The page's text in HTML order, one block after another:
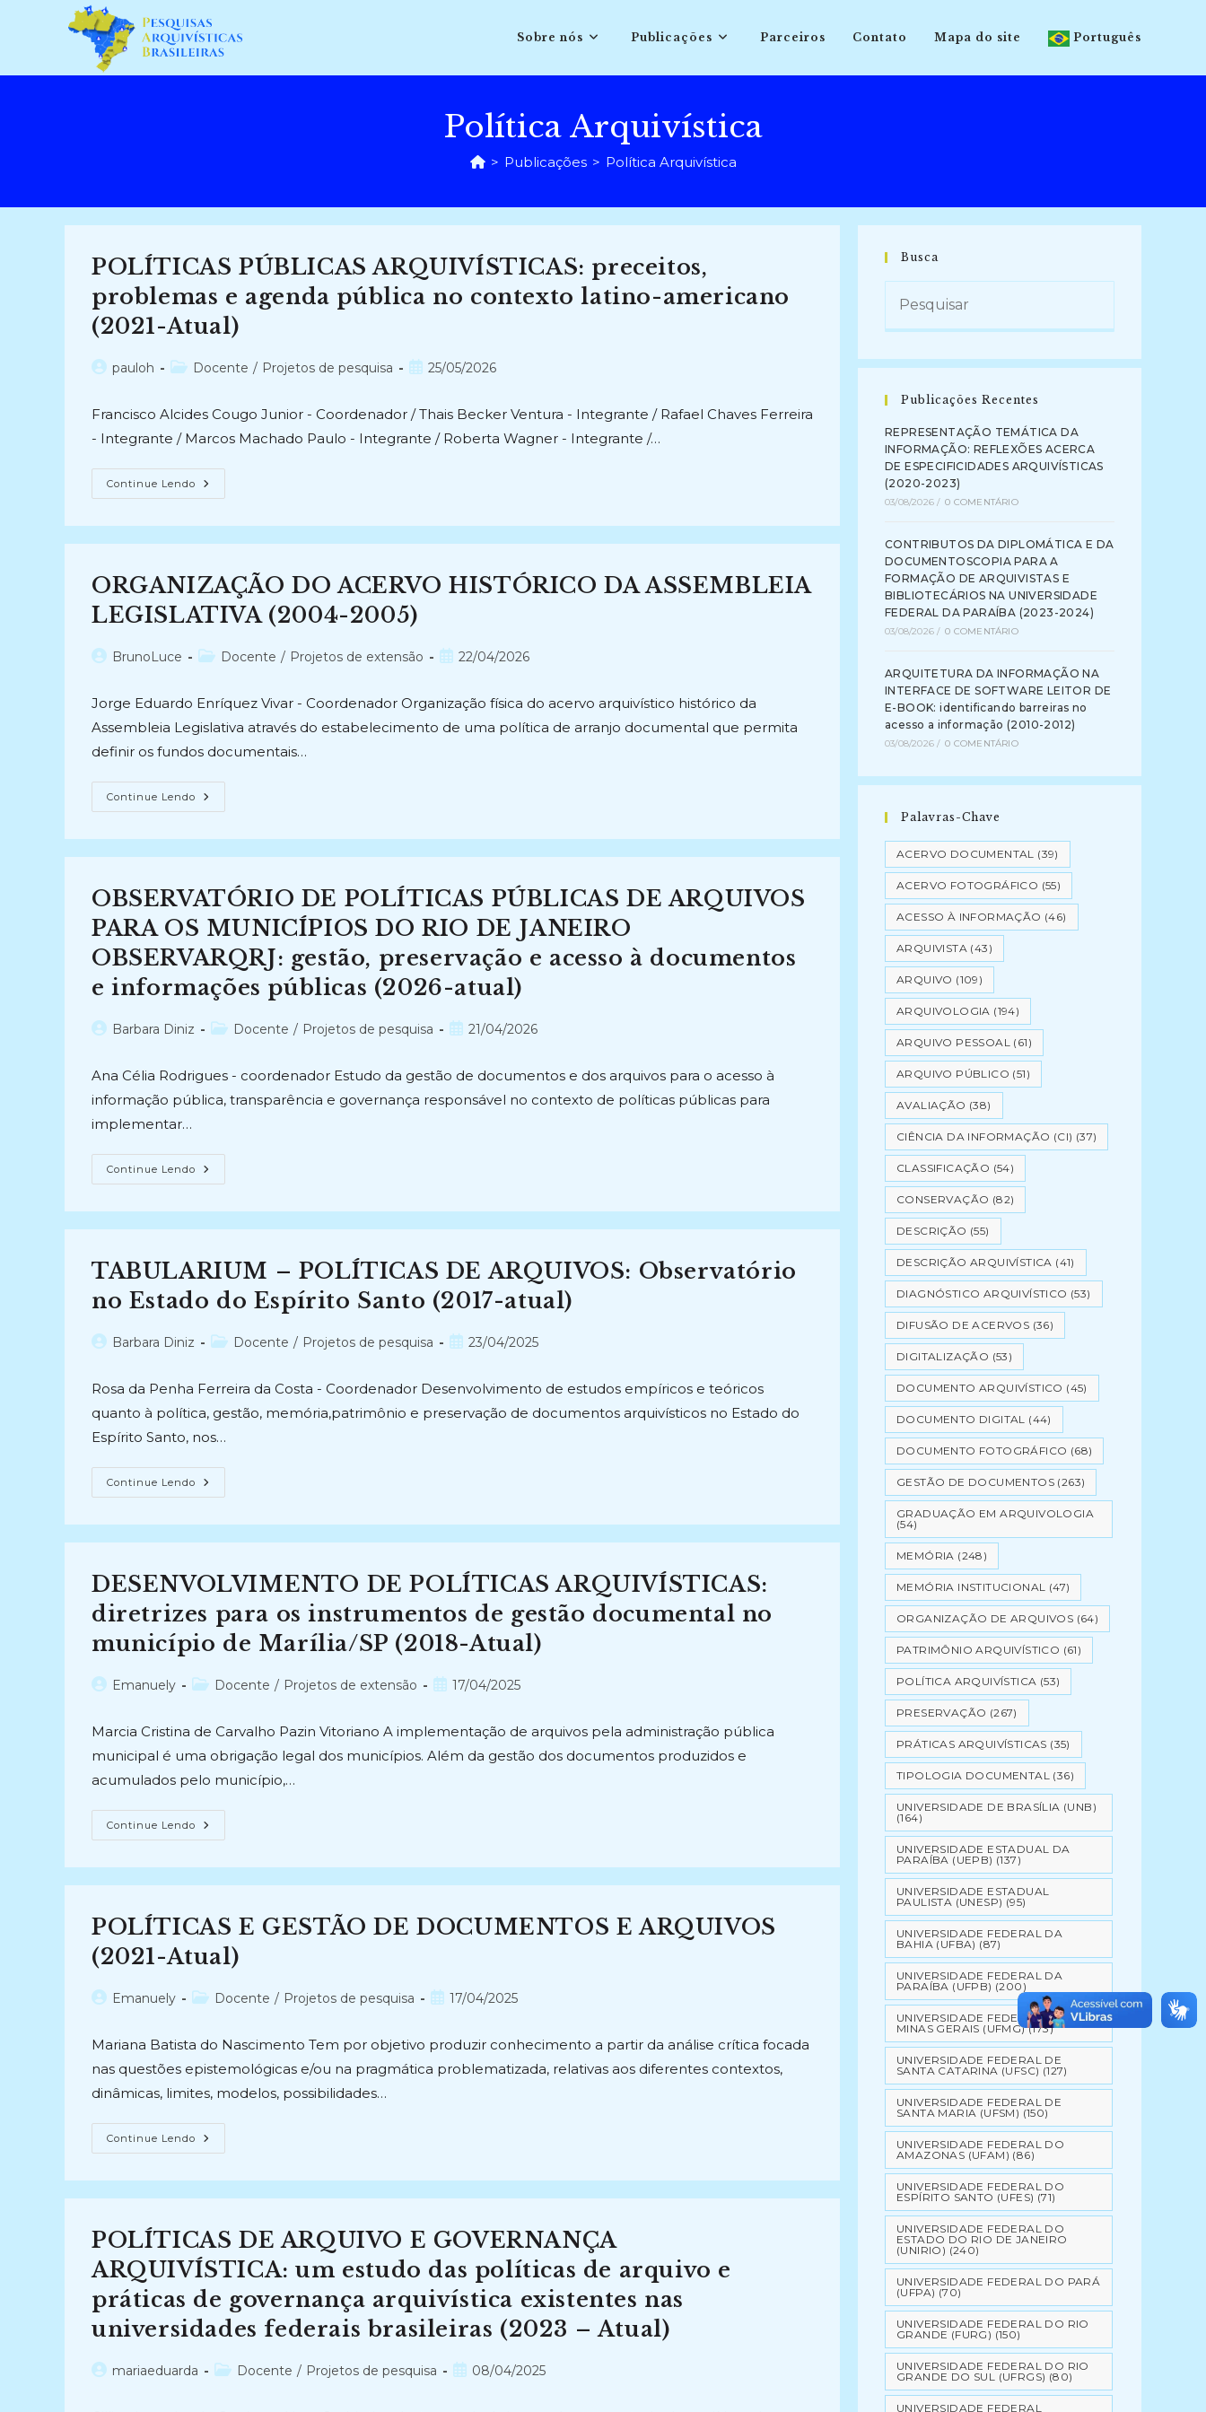
conteúdo
Sobre nós Publicações Parceiros Contato Mapa do site Português
Política Arquivística
> Publicações > Política Arquivística
POLÍTICAS PÚBLICAS ARQUIVÍSTICAS: preceitos,
problemas e agenda pública no contexto latino-americano
(2021-Atual)
Autorpauloh
Categoria
Docente / Projetos de pesquisa
Post25/05/2026
Francisco Alcides Cougo Junior - Coordenador / Thais Becker Ventura - Integrante / Rafael Chaves Ferreira
- Integrante / Marcos Machado Paulo - Integrante / Roberta Wagner - Integrante /…
Continue Lendo POLÍTICAS
PÚBLICAS
E
No
Contexto
Latino-
Americano
Atual)
ORGANIZAÇÃO DO ACERVO HISTÓRICO DA ASSEMBLEIA
LEGISLATIVA (2004-2005)
AutorBrunoLuce
Categoria
Docente / Projetos de extensão
Post22/04/2026
Jorge Eduardo Enríquez Vivar - Coordenador Organização física do acervo arquivístico histórico da
Assembleia Legislativa através do estabelecimento de uma política de arranjo documental que permita
definir os fundos documentais…
Continue Lendo ORGANIZAÇÃO
DO
ASSEMBLEIA
(2004-
2005)
OBSERVATÓRIO DE POLÍTICAS PÚBLICAS DE ARQUIVOS
PARA OS MUNICÍPIOS DO RIO DE JANEIRO
OBSERVARQRJ: gestão, preservação e acesso à documentos
e informações públicas (2026-atual)
AutorBarbara Diniz
Categoria
Docente / Projetos de pesquisa
Post21/04/2026
Ana Célia Rodrigues - coordenador Estudo da gestão de documentos e dos arquivos para o acesso à
informação pública, transparência e governança responsável no contexto de políticas públicas para
implementar…
Continue Lendo OBSERVATÓRIO
DE
ARQUIVOS
MUNICÍPIOS
DO
RIO
DE
OBSERVARQRJ:
Gestão,
Acesso
À
Documentos
E
Informações
Públicas
Atual)
TABULARIUM – POLÍTICAS DE ARQUIVOS: Observatório
no Estado do Espírito Santo (2017-atual)
AutorBarbara Diniz
Categoria
Docente / Projetos de pesquisa
Post23/04/2025
Rosa da Penha Ferreira da Costa - Coordenador Desenvolvimento de estudos empíricos e teóricos
quanto à política, gestão, memória,patrimônio e preservação de documentos arquivísticos no Estado do
Espírito Santo, nos…
Continue Lendo TABULARIUM
–
Observatório
Do
Espírito
Santo
(2017-
Atual)
DESENVOLVIMENTO DE POLÍTICAS ARQUIVÍSTICAS:
diretrizes para os instrumentos de gestão documental no
município de Marília/SP (2018-Atual)
AutorEmanuely
Categoria
Docente / Projetos de extensão
Post17/04/2025
Marcia Cristina de Carvalho Pazin Vitoriano A implementação de arquivos pela administração pública
municipal é uma obrigação legal dos municípios. Além da gestão dos documentos produzidos e
acumulados pelo município,…
Continue Lendo DESENVOLVIMENTO
DE
Para
De
Gestão
Documental
No
De
Marília/SP
POLÍTICAS E GESTÃO DE DOCUMENTOS E ARQUIVOS
(2021-Atual)
AutorEmanuely
Categoria
Docente / Projetos de pesquisa
Post17/04/2025
Mariana Batista do Nascimento Tem por objetivo produzir conhecimento a partir da análise crítica focada
nas questões epistemológicas e/ou na pragmática problematizada, relativas aos diferentes contextos,
dinâmicas, limites, modelos, possibilidades…
Continue Lendo POLÍTICAS
E
E
Atual)
POLÍTICAS DE ARQUIVO E GOVERNANÇA
ARQUIVÍSTICA: um estudo das políticas de arquivo e
práticas de governança arquivística existentes nas
universidades federais brasileiras (2023 – Atual)
Autormariaeduarda
Categoria
Docente / Projetos de pesquisa
Post08/04/2025
Busca
Publicações Recentes
REPRESENTAÇÃO TEMÁTICA DA
INFORMAÇÃO: REFLEXÕES ACERCA
DE ESPECIFICIDADES ARQUIVÍSTICAS
(2020-2023)
03/08/2026 / 0 COMENTÁRIO
CONTRIBUTOS DA DIPLOMÁTICA E DA
DOCUMENTOSCOPIA PARA A
FORMAÇÃO DE ARQUIVISTAS E
BIBLIOTECÁRIOS NA UNIVERSIDADE
FEDERAL DA PARAÍBA (2023-2024)
03/08/2026 / 0 COMENTÁRIO
ARQUITETURA DA INFORMAÇÃO NA
INTERFACE DE SOFTWARE LEITOR DE
E-BOOK: identificando barreiras no
acesso a informação (2010-2012)
03/08/2026 / 0 COMENTÁRIO
Palavras-Chave
ACERVO DOCUMENTAL (39)
ACERVO FOTOGRÁFICO (55)
ACESSO À INFORMAÇÃO (46)
ARQUIVISTA (43)
ARQUIVO (109)
ARQUIVOLOGIA (194)
ARQUIVO PESSOAL (61)
ARQUIVO PÚBLICO (51)
AVALIAÇÃO (38)
CIÊNCIA DA INFORMAÇÃO (CI) (37)
CLASSIFICAÇÃO (54)
CONSERVAÇÃO (82)
DESCRIÇÃO (55)
DESCRIÇÃO ARQUIVÍSTICA (41)
DIAGNÓSTICO ARQUIVÍSTICO (53)
DIFUSÃO DE ACERVOS (36)
DIGITALIZAÇÃO (53)
DOCUMENTO ARQUIVÍSTICO (45)
DOCUMENTO DIGITAL (44)
DOCUMENTO FOTOGRÁFICO (68)
GESTÃO DE DOCUMENTOS (263)
GRADUAÇÃO EM ARQUIVOLOGIA
(54)
MEMÓRIA (248)
MEMÓRIA INSTITUCIONAL (47)
ORGANIZAÇÃO DE ARQUIVOS (64)
PATRIMÔNIO ARQUIVÍSTICO (61)
POLÍTICA ARQUIVÍSTICA (53)
PRESERVAÇÃO (267)
PRÁTICAS ARQUIVÍSTICAS (35)
TIPOLOGIA DOCUMENTAL (36)
UNIVERSIDADE DE BRASÍLIA (UNB)
(164)
UNIVERSIDADE ESTADUAL DA
PARAÍBA (UEPB) (137)
UNIVERSIDADE ESTADUAL
PAULISTA (UNESP) (95)
UNIVERSIDADE FEDERAL DA
BAHIA (UFBA) (87)
UNIVERSIDADE FEDERAL DA
PARAÍBA (UFPB) (200)
UNIVERSIDADE FEDERAL DE
MINAS GERAIS (UFMG)(173)
UNIVERSIDADE FEDERAL DE
SANTA CATARINA (UFSC) (127)
UNIVERSIDADE FEDERAL DE
SANTA MARIA (UFSM) (150)
UNIVERSIDADE FEDERAL DO
AMAZONAS (UFAM) (86)
UNIVERSIDADE FEDERAL DO
ESPÍRITO SANTO (UFES) (71)
UNIVERSIDADE FEDERAL DO
ESTADO DO RIO DE JANEIRO
(UNIRIO) (240)
UNIVERSIDADE FEDERAL DO PARÁ
(UFPA) (70)
UNIVERSIDADE FEDERAL DO RIO
GRANDE (FURG) (150)
UNIVERSIDADE FEDERAL DO RIO
GRANDE DO SUL (UFRGS) (80)
UNIVERSIDADE FEDERAL